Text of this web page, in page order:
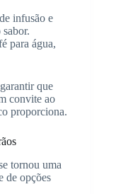
infusão e
para água,
que
convite ao
proporciona.
tornou uma
de opções